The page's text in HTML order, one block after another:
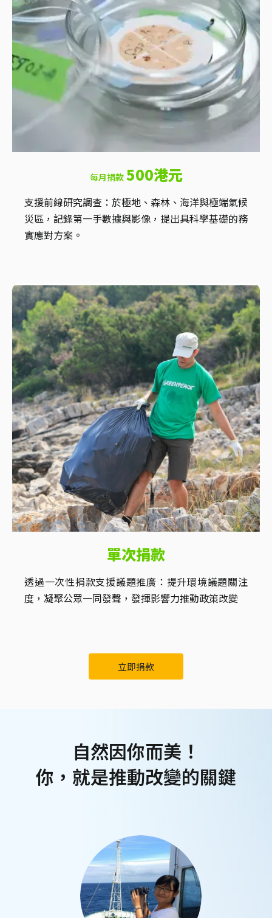
每月捐款 500港元
支援前線研究調查：於極地、森林、海洋與極端氣候
災區，記錄第一手數據與影像，提出具科學基礎的務
實應對方案。
單次捐款
透過一次性捐款支援議題推廣：提升環境議題關注
度，凝聚公眾一同發聲，發揮影響力推動政策改變
立即捐款
自然因你而美！
你，就是推動改變的關鍵